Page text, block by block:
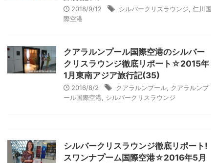
2018/9/12 シルバークリスラウンジ 仁川国
際空港
クアラルンプール国際空港のシルバー
クリスラウンジ徹底リポート☆2015年
1月東南アジア旅行記(35)
2016/8/2 クアラルンプール クアラルンプ
ール国際空港
シルバークリスラウンジ
シルバークリスラウンジ徹底リポート!
スワンナプーム国際空港☆2016年5月